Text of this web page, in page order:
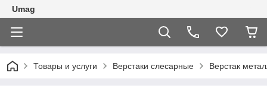
Umag
Товары и услуги Верстаки слесарные Верстак